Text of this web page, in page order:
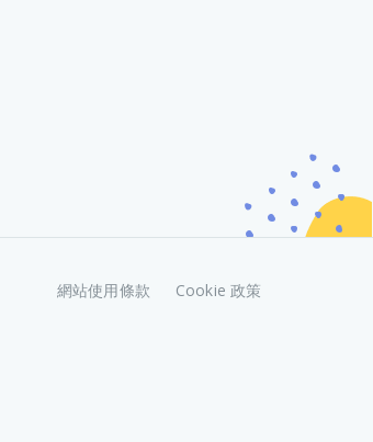
網站使用條款 Cookie 政策